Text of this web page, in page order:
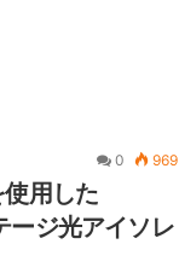
0 969
用した
ジ光アイソレ